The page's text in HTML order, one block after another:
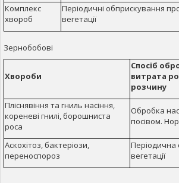
Комплекс
хвороб
Періодичні обприскування
вегетації
Зернобобові
Хвороби
Спосіб
витрата
розчину
Пліснявіння та гниль насіння,
кореневі гнилі, борошниста
роса
Обробка
посівом.
Аскохітоз, бактеріози,
переноспороз
Періодична
вегетації